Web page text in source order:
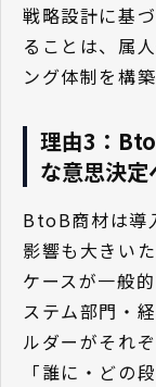
戦略設計に基
ることは、属
ング体制を構
理由3：
な意思決
BtoB商材は導
影響も大きい
ケースが一般
ステム部門・
ルダーがそれ
「誰に・どの